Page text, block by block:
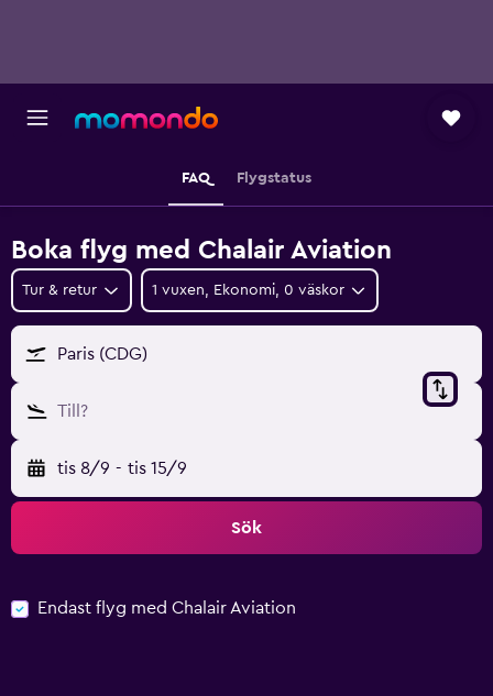
FAQ Flygstatus
Boka flyg med Chalair Aviation
Tur & retur 1 vuxen, Ekonomi, 0 väskor
Paris (CDG)
Till?
tis 8/9 - tis 15/9
Sök
Endast flyg med Chalair Aviation